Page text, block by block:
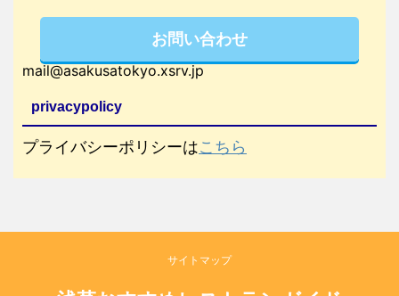
お問い合わせ
mail@asakusatokyo.xsrv.jp
privacypolicy
プライバシーポリシーはこちら
サイトマップ